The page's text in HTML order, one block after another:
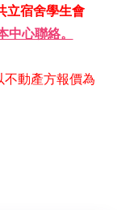
立宿舍學生會
中心聯絡。
不動產方報價為